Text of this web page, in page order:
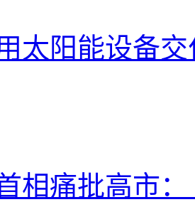
太阳能设备
相痛批高市